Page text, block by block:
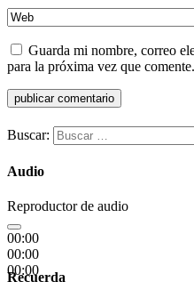
Guarda mi nombre, correo
para la próxima vez que comente.
Buscar:
Audio
Reproductor de audio
00:00
00:00
00:00
Recuerda